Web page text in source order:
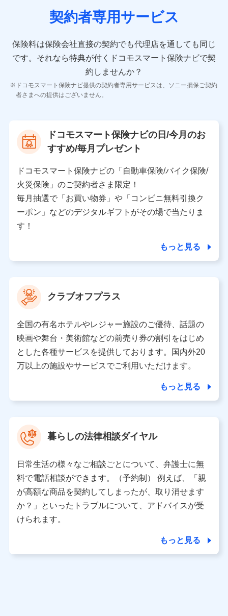
れらに付帯、関連する当社、株式会社NTTドコモおよび提携
会社のサービスを案内、提供するため
閲覧履歴、購買履歴、ご契約内容等のパーソナルデータを分
析して、お客さまの趣味・嗜好・傾向に応じたサービス・商
品等に関するご提案や広告の配信等を行うことがありま
各種セミナーの開催のため
コンサルティングサービスの実施のため
アンケートやキャンペーン等の実施のため
称・住所・代表者名】
当該個人データを取り扱う各共同利用者（詳細は次のと
おり）
東京都千代田区永田町2丁目11番1号 山王パークタワー
株式会社NTTドコモ 代表取締役社長 前田 義晃
東京都中央区日本橋人形町2-14-10 アーバンネット日
本橋ビル 3F
ソナルデータ憲章」に定める行動原則を順守します 。
※ パーソナルデータダッシュボードの「第三者提供の
管理」の設定状態にかかわらず、共同利用する場合があ
ります。
※ dポイントクラブ会員ではないお客さま（2019年12
月11日以降、一度もdポイントクラブ会員であったこと
がないお客さまに限る）に関する、2019年12月10日以
前に取得した個人データは、こちら の利用目的の範囲内
す。
【共同して利用される利用データの項目】
当社または株式会社NTTドコモ・フィナンシャルグルー
プがサービス提供等を通じて取得した、以下の情報など
の個人データ
基本情報
氏名、電話番号、メールアドレス、お客さまの識別子、属
性、連絡先、dポイントサービスのご利用に関する情報。例
所、dポイント残高、dポイント利用履歴などが含まれます。
利用情報
契約者専用サービス
保険料は保険会社直接の契約でも代理店を通しても同じ
です。 それなら特典が付くドコモスマート保険ナビで契
約しませんか？
ドコモスマート保険ナビ提供の契約者専用サービスは、ソニー損保ご契約
者さまへの提供はございません。
ドコモスマート保険ナビの日/今月のお
すすめ/毎月プレゼント
ドコモスマート保険ナビの「自動車保険/バイク保険/
火災保険」のご契約者さま限定！
毎月抽選で「お買い物券」や「コンビニ無料引換ク
ーポン」などのデジタルギフトがその場で当たりま
す！
もっと見る
クラブオフプラス
全国の有名ホテルやレジャー施設のご優待、話題の
映画や舞台・美術館などの前売り券の割引をはじめ
とした各種サービスを提供しております。国内外20
万以上の施設やサービスでご利用いただけます。
もっと見る
暮らしの法律相談ダイヤル
日常生活の様々なご相談ごとについて、弁護士に無
料で電話相談ができます。（予約制） 例えば、「親
が高額な商品を契約してしまったが、取り消せます
か？」といったトラブルについて、アドバイスが受
けられます。
もっと見る